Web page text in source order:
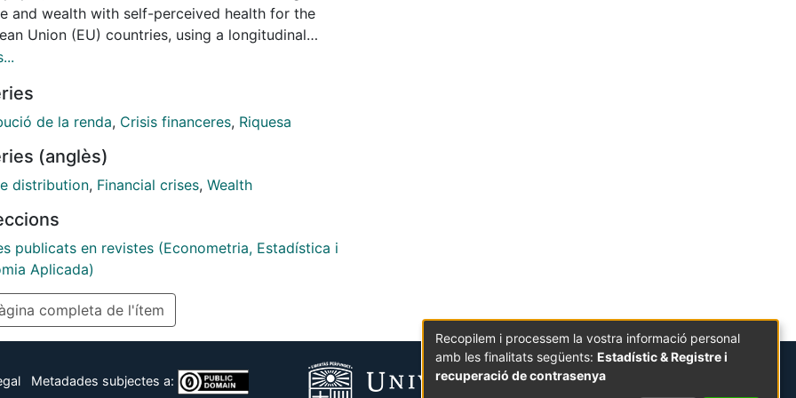
and wealth with self-perceived health for the
Union (EU) countries, using a longitudinal
of individuals. We estimated generalized linear
Finance and Consumption Survey (2011, 2015,
adjusting for family and individual heterogeneity
have a positive and significant impact on changes
perceived health during the financial crisis, but not
played an important role in protecting health.
de la renda, Crisis financeres, Riquesa
(anglès)
distribution, Financial crises, Wealth
publicats en revistes (Econometria, Estadística i
Aplicada)
completa de l'ítem
Metadades subjectes a:
Recopilem i processem la vostra informació personal
amb les finalitats següents: Estadístic & Registre i
recuperació de contrasenya